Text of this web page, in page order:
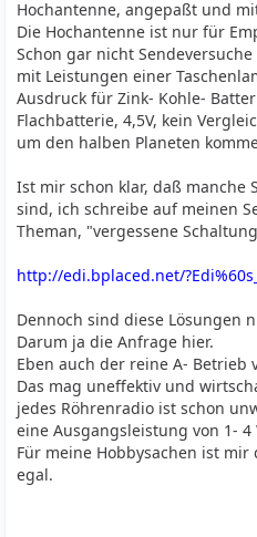
Hochantenne, angepaßt und
Die Hochantenne ist nur für
Schon gar nicht
mit Leistungen einer
Ausdruck für Zink- Kohle-
Flachbatterie, 4,5V, kein
um den halben Planeten
Ist mir schon klar, daß manche
sind, ich schreibe auf meinen
Theman, "vergessene
http://edi.bplaced.net/
Dennoch sind diese Lösungen
Darum ja die Anfrage hier.
Eben auch der reine A- Betrieb
Das mag uneffektiv und
jedes Röhrenradio ist schon
eine Ausgangsleistung von 1- 4
Für meine Hobbysachen ist
egal.